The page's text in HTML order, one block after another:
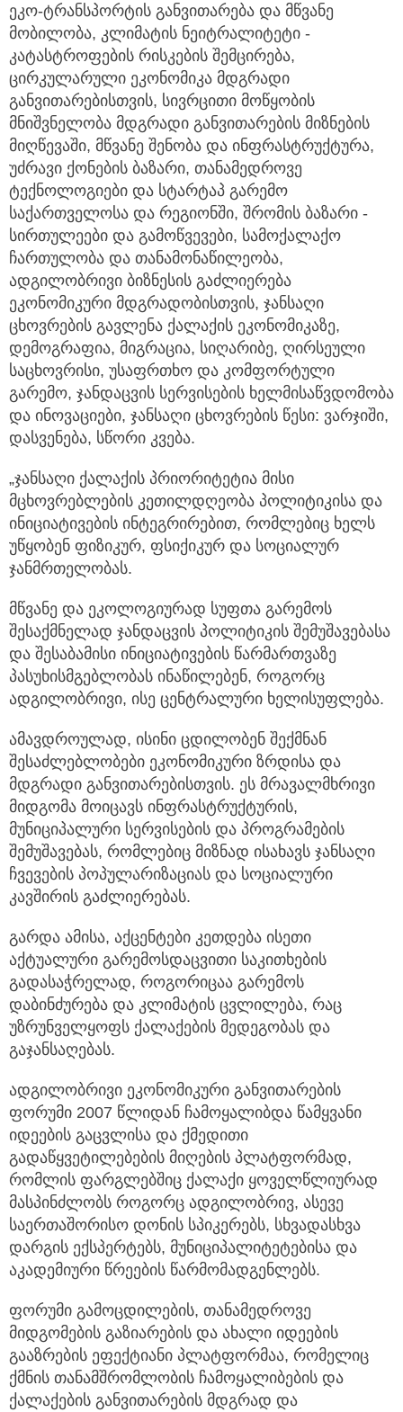
ეკო-ტრანსპორტის განვითარება და მწვანე
მობილობა, კლიმატის ნეიტრალიტეტი -
კატასტროფების რისკების შემცირება,
ცირკულარული ეკონომიკა მდგრადი
განვითარებისთვის, სივრცითი მოწყობის
მნიშვნელობა მდგრადი განვითარების მიზნების
მიღწევაში, მწვანე შენობა და ინფრასტრუქტურა,
უძრავი ქონების ბაზარი, თანამედროვე
ტექნოლოგიები და სტარტაპ გარემო
საქართველოსა და რეგიონში, შრომის ბაზარი -
სირთულეები და გამოწვევები, სამოქალაქო
ჩართულობა და თანამონაწილეობა,
ადგილობრივი ბიზნესის გაძლიერება
ეკონომიკური მდგრადობისთვის, ჯანსაღი
ცხოვრების გავლენა ქალაქის ეკონომიკაზე,
დემოგრაფია, მიგრაცია, სიღარიბე, ღირსეული
საცხოვრისი, უსაფრთხო და კომფორტული
გარემო, ჯანდაცვის სერვისების ხელმისაწვდომობა
და ინოვაციები, ჯანსაღი ცხოვრების წესი: ვარჯიში,
დასვენება, სწორი კვება.
„ჯანსაღი ქალაქის პრიორიტეტია მისი
მცხოვრებლების კეთილდღეობა პოლიტიკისა და
ინიციატივების ინტეგრირებით, რომლებიც ხელს
უწყობენ ფიზიკურ, ფსიქიკურ და სოციალურ
ჯანმრთელობას.
მწვანე და ეკოლოგიურად სუფთა გარემოს
შესაქმნელად ჯანდაცვის პოლიტიკის შემუშავებასა
და შესაბამისი ინიციატივების წარმართვაზე
პასუხისმგებლობას ინაწილებენ, როგორც
ადგილობრივი, ისე ცენტრალური ხელისუფლება.
ამავდროულად, ისინი ცდილობენ შექმნან
შესაძლებლობები ეკონომიკური ზრდისა და
მდგრადი განვითარებისთვის. ეს მრავალმხრივი
მიდგომა მოიცავს ინფრასტრუქტურის,
მუნიციპალური სერვისების და პროგრამების
შემუშავებას, რომლებიც მიზნად ისახავს ჯანსაღი
ჩვევების პოპულარიზაციას და სოციალური
კავშირის გაძლიერებას.
გარდა ამისა, აქცენტები კეთდება ისეთი
აქტუალური გარემოსდაცვითი საკითხების
გადასაჭრელად, როგორიცაა გარემოს
დაბინძურება და კლიმატის ცვლილება, რაც
უზრუნველყოფს ქალაქების მედეგობას და
გაჯანსაღებას.
ადგილობრივი ეკონომიკური განვითარების
ფორუმი 2007 წლიდან ჩამოყალიბდა წამყვანი
იდეების გაცვლისა და ქმედითი
გადაწყვეტილებების მიღების პლატფორმად,
რომლის ფარგლებშიც ქალაქი ყოველწლიურად
მასპინძლობს როგორც ადგილობრივ, ასევე
საერთაშორისო დონის სპიკერებს, სხვადასხვა
დარგის ექსპერტებს, მუნიციპალიტეტებისა და
აკადემიური წრეების წარმომადგენლებს.
ფორუმი გამოცდილების, თანამედროვე
მიდგომების გაზიარების და ახალი იდეების
გააზრების ეფექტიანი პლატფორმაა, რომელიც
ქმნის თანამშრომლობის ჩამოყალიბების და
ქალაქების განვითარების მდგრად და